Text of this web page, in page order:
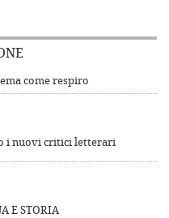
come respiro
i nuovi critici letterari
E STORIA